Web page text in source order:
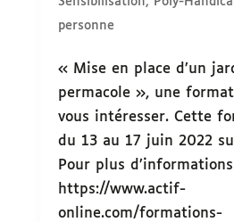
personne
« Mise en place d’un
permacole », une
vous intéresser. Cette
du 13 au 17 juin 2022
Pour plus
https://www.actif-
online.com/formations-